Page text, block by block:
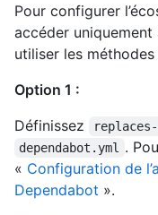
Pour configurer
accéder
utiliser les
Option 1 :
Définissez
dependabot.yml
.
« Configuration de
Dependabot ».